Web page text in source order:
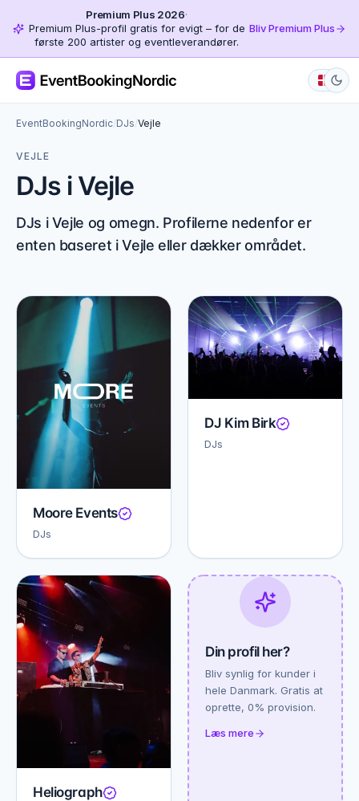
Premium Plus 2026·
Premium Plus-profil gratis for evigt – for de
første 200 artister og eventleverandører.
Bliv Premium Plus
EventBookingNordic/DJs/Vejle
VEJLE
DJs i Vejle
DJs i Vejle og omegn. Profilerne nedenfor er
enten baseret i Vejle eller dækker området.
Moore Events
DJs
DJ Kim Birk
DJs
Heliograph
Din profil her?
Bliv synlig for kunder i
hele Danmark. Gratis at
oprette, 0% provision.
Læs mere